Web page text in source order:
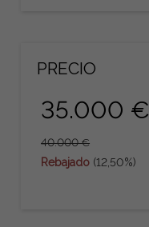
PRECIO
35.000 €
40.000 €
Rebajado (12,50%)